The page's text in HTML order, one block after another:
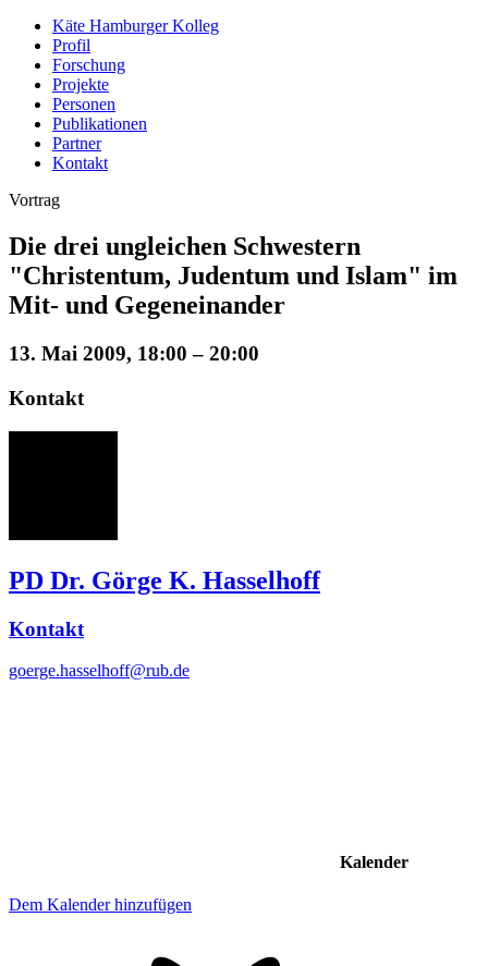
Käte Hamburger Kolleg
Profil
Forschung
Projekte
Personen
Publikationen
Partner
Kontakt
Vortrag
Die drei ungleichen Schwestern
"Christentum, Judentum und Islam" im
Mit- und Gegeneinander
13. Mai 2009, 18:00 – 20:00
Kontakt
PD Dr. Görge K. Hasselhoff
Kontakt
goerge.hasselhoff@rub.de
Kalender
Dem Kalender hinzufügen